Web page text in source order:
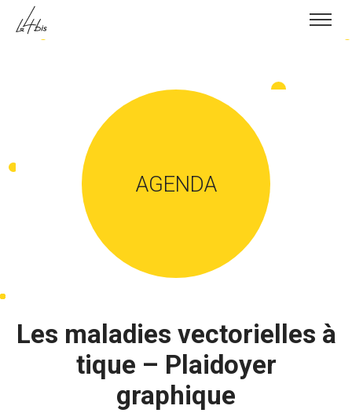
Skip to content
AGENDA
Les maladies vectorielles à
tique – Plaidoyer
graphique